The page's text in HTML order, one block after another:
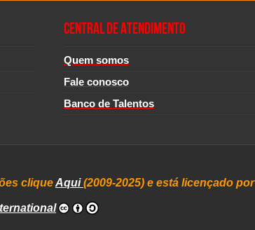
CENTRAL DE ATENDIMENTO
Quem somos
Fale conosco
Banco de Talentos
cliqueAqui(2009-2025) e está licençado por